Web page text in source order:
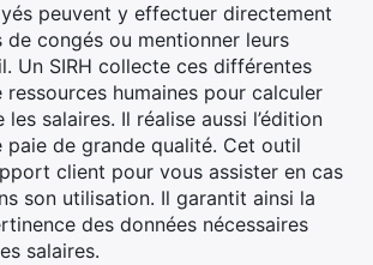
peuvent y effectuer directement
de congés ou mentionner leurs
Un SIRH collecte ces différentes
humaines pour calculer
salaires. Il réalise aussi l’édition
paie de grande qualité. Cet outil
client pour vous assister en cas
son utilisation. Il garantit ainsi la
des données nécessaires
salaires.